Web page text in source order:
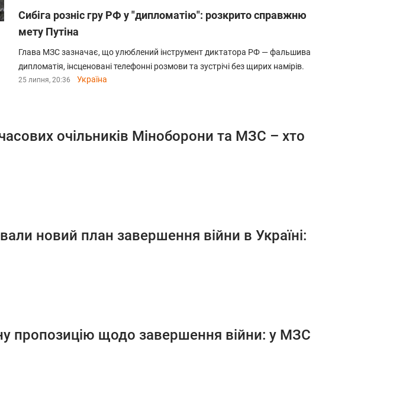
Сибіга розніс гру РФ у "дипломатію": розкрито справжню
мету Путіна
Глава МЗС зазначає, що улюблений інструмент диктатора РФ — фальшива
дипломатія, інсценовані телефонні розмови та зустрічі без щирих намірів.
25 липня, 20:36 Україна
очільників Міноборони та МЗС – хто
новий план завершення війни в Україні:
пропозицію щодо завершення війни: у МЗС